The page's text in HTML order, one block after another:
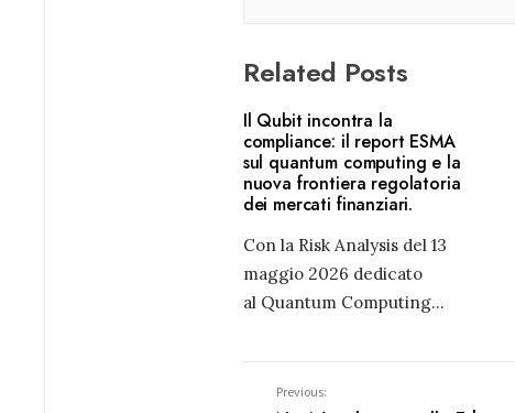
Related Posts
Il Qubit incontra la
compliance: il report ESMA
sul quantum computing e la
nuova frontiera regolatoria
dei mercati finanziari.
Con la Risk Analysis del 13
maggio 2026 dedicato
al Quantum Computing...
Previous: